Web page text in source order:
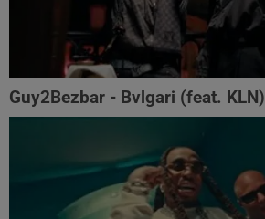
Guy2Bezbar - Bvlgari (feat. KLN)